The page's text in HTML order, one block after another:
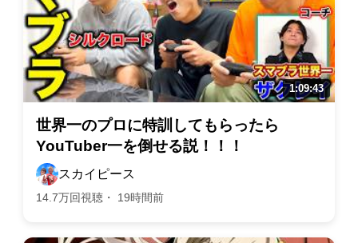
世界一のプロに特訓してもらったら
YouTuber一を倒せる説！！！
スカイピース
14.7万回視聴・ 19時間前